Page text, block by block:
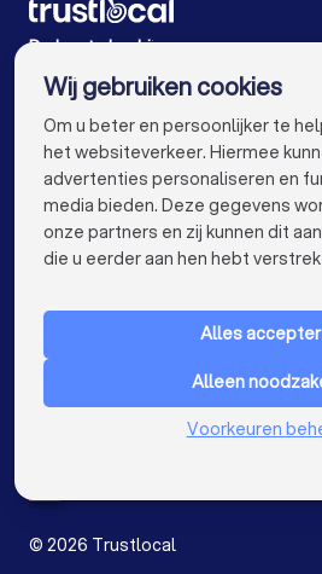
Webdesigners in
Webdesigners in Gent
Webdesigners in Leuven
Webdesigners in
Webdesigners in
Webdesigners in
Webdesigners in
Webdesigners in
De beste bedrijven voor u
VOOR PARTICULIEREN
Nederland
© 2026 Trustlocal
Wij gebruiken cookies
Om u beter en persoonlijker te
het websiteverkeer. Hiermee
advertenties personaliseren en
media bieden. Deze gegevens
onze partners en zij kunnen dit
die u eerder aan hen hebt
Alles
Alleen
Voorkeuren